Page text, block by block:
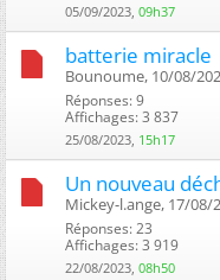
05/09/2023, 09h37
batterie miracle
Bounoume, 10/08/
Réponses: 9
Affichages: 3 837
25/08/2023, 15h17
Un nouveau
Mickey-l.ange, 17/08/
Réponses: 23
Affichages: 3 919
22/08/2023, 08h50